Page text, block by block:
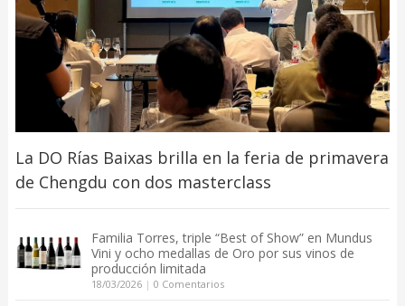
La DO Rías Baixas brilla en la feria de primavera
de Chengdu con dos masterclass
Familia Torres, triple “Best of Show” en Mundus
Vini y ocho medallas de Oro por sus vinos de
producción limitada
18/03/2026| 0 Comentarios